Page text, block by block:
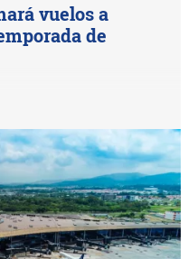
vuelos a
de